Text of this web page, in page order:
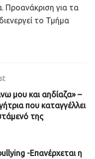
Προανάκριση για τα
το Τμήμα
μου και αηδίαζα» –
που καταγγέλλει
της
-Επανέρχεται η